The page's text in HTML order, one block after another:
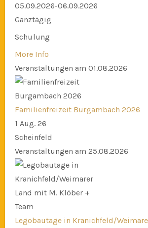
05.09.2026-06.09.2026
Ganztägig
Schulung
More Info
Veranstaltungen am 01.08.2026
Familienfreizeit Burgambach 2026
1 Aug. 26
Scheinfeld
Veranstaltungen am 25.08.2026
Legobautage in Kranichfeld/